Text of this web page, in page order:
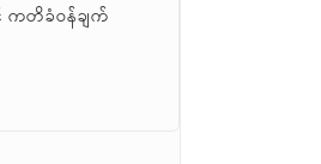
င့် ကတိခံဝန်ချက်